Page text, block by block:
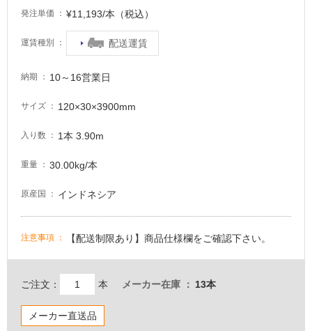
発注単価 ¥11,193/本（税込）
運賃種別 配送運賃
納期 10～16営業日
サイズ 120×30×3900mm
入り数 1本 3.90m
重量 30.00kg/本
原産国 インドネシア
注意事項 【配送制限あり】商品仕様欄をご確認下さい。
ご注文： 本 メーカー在庫 13本
メーカー直送品
屋
床・
床・
床・
駐
車
非